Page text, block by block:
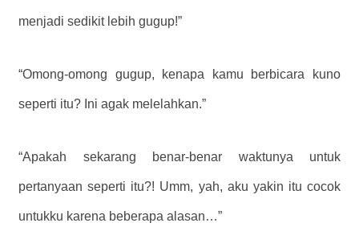
menjadi sedikit lebih gugup!”
“Omong-omong gugup, kenapa kamu berbicara kuno
seperti itu? Ini agak melelahkan.”
“Apakah sekarang benar-benar waktunya untuk
pertanyaan seperti itu?! Umm, yah, aku yakin itu cocok
untukku karena beberapa alasan…”